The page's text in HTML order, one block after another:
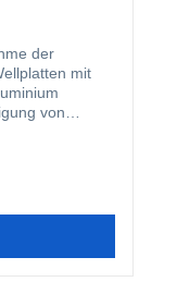
der
mit
von
im